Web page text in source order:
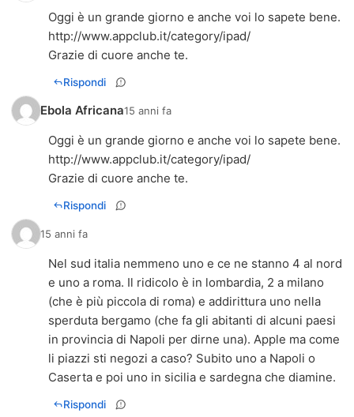
Oggi è un grande giorno e anche voi lo sapete bene.
http://www.appclub.it/category/ipad/
Grazie di cuore anche te.
Rispondi
Ebola Africana15 anni fa
Oggi è un grande giorno e anche voi lo sapete bene.
http://www.appclub.it/category/ipad/
Grazie di cuore anche te.
Rispondi
15 anni fa
Nel sud italia nemmeno uno e ce ne stanno 4 al nord
e uno a roma. Il ridicolo è in lombardia, 2 a milano
(che è più piccola di roma) e addirittura uno nella
sperduta bergamo (che fa gli abitanti di alcuni paesi
in provincia di Napoli per dirne una). Apple ma come
li piazzi sti negozi a caso? Subito uno a Napoli o
Caserta e poi uno in sicilia e sardegna che diamine.
Rispondi